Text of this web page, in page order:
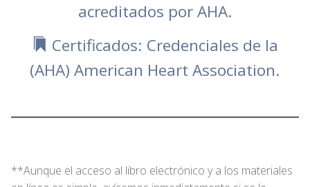
acreditados por AHA.
Certificados: Credenciales de la
(AHA) American Heart Association.
**Aunque el acceso al libro electrónico y a los materiales